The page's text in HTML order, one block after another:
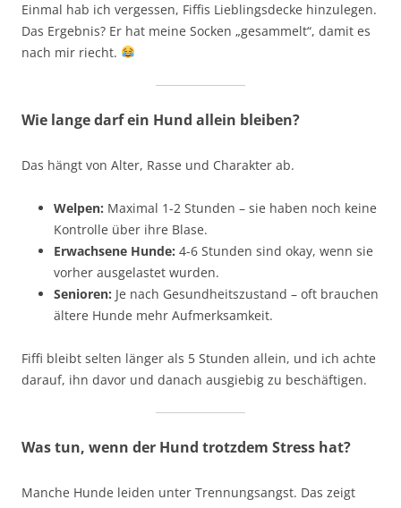
Einmal hab ich vergessen, Fiffis Lieblingsdecke hinzulegen.
Das Ergebnis? Er hat meine Socken „gesammelt“, damit es
nach mir riecht.
Wie lange darf ein Hund allein bleiben?
Das hängt von Alter, Rasse und Charakter ab.
Welpen: Maximal 1-2 Stunden – sie haben noch keine
Kontrolle über ihre Blase.
Erwachsene Hunde: 4-6 Stunden sind okay, wenn sie
vorher ausgelastet wurden.
Senioren: Je nach Gesundheitszustand – oft brauchen
ältere Hunde mehr Aufmerksamkeit.
Fiffi bleibt selten länger als 5 Stunden allein, und ich achte
darauf, ihn davor und danach ausgiebig zu beschäftigen.
Was tun, wenn der Hund trotzdem Stress hat?
Manche Hunde leiden unter Trennungsangst. Das zeigt